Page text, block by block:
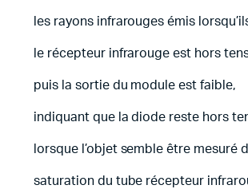
les rayons infrarouges émis
le récepteur infrarouge est hors
puis la sortie du module est faible,
indiquant que la diode reste hors
lorsque l’objet semble être mesuré
saturation du tube récepteur